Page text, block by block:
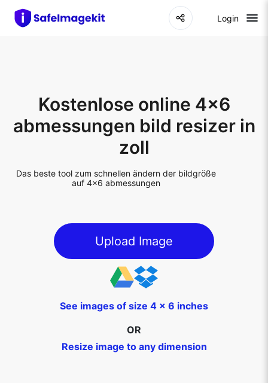
Login
Kostenlose online 4x6
abmessungen bild resizer in
zoll
Das beste tool zum schnellen ändern der bildgröße
auf 4x6 abmessungen
Upload Image
See images of size 4 x 6 inches
OR
Resize image to any dimension